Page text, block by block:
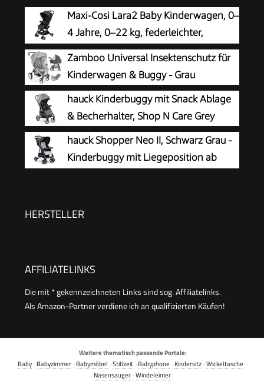
Maxi-Cosi Lara2 Baby Kinderwagen, 0–
4 Jahre, 0–22 kg, federleichter,
kompakter Buggy, 3 Liegepositionen,
flache Liegeposition, klein zusammenklappbar,
Schultergurt, Essential Black
Zamboo Universal Insektenschutz für
Kinderwagen & Buggy - Grau
hauck Kinderbuggy mit Snack Ablage
& Becherhalter, Shop N Care Grey
hauck Shopper Neo II, Schwarz Grau -
Kinderbuggy mit Liegeposition ab
Zusammenklappbar, Tasche im Verdeck, XL Korb
HERSTELLER
AFFILIATELINKS
Die mit * gekennzeichneten Links sind sog. Affiliatelinks.
Als Amazon-Partner verdiene ich an qualifizierten Käufen!
Weitere thematisch passende Portale:
Baby·Babyzimmer·Babymöbel ·Stillzeit·Babyphone ·Kindersitz·Wickeltasche ·
Nasensauger·Windeleimer